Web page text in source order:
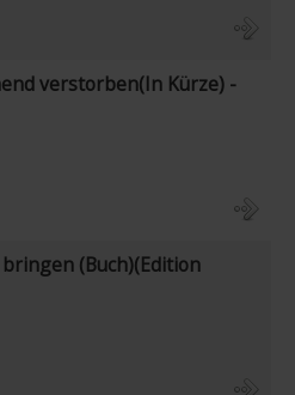
verstorben(In Kürze) -
(Buch)(Edition